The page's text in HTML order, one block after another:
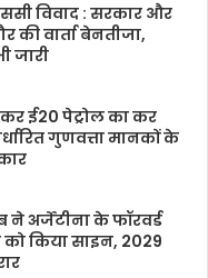
विवाद : सरकार और
की वार्ता बेनतीजा,
जारी
ई20 पेट्रोल का कर
गुणवत्ता मानकों के
ने अर्जेंटीना के फॉरवर्ड
को किया साइन, 2029